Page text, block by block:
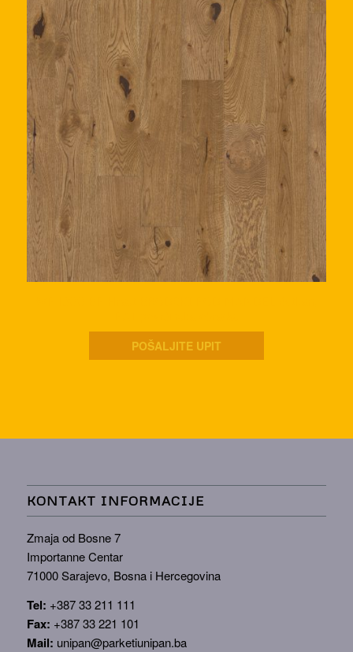
POŠALJITE UPIT
KONTAKT INFORMACIJE
Zmaja od Bosne 7
Importanne Centar
71000 Sarajevo, Bosna i Hercegovina
Tel: +387 33 211 111
Fax: +387 33 221 101
Mail: unipan@parketiunipan.ba